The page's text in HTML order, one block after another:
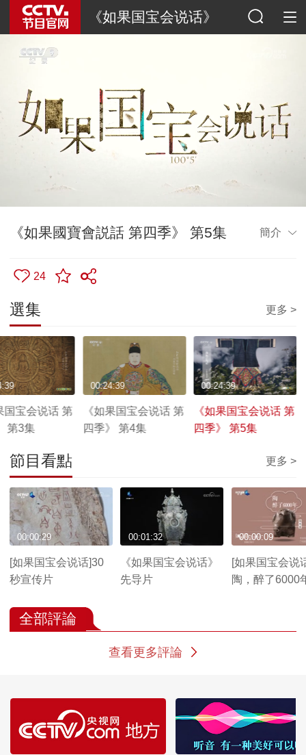
《如果国宝会说话》
《如果國寶會説話 第四季》 第5集 簡介
24
選集 更多 >
国宝会说话 第
第3集
《如果国宝会说话 第
四季》 第4集
00:24:39
《如果国宝会说话 第
四季》 第5集
00:24:39
節目看點 更多 >
[如果国宝会说话]30
秒宣传片
00:00:29
《如果国宝会说话》
先导片
00:01:32
[如果国宝会说
陶，醉了
00:00:09
全部評論
查看更多評論